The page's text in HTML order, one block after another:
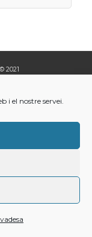
i el nostre servei.
2021